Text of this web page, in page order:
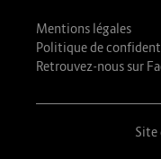
Mentions légales
Politique de
Retrouvez-nous sur
Site